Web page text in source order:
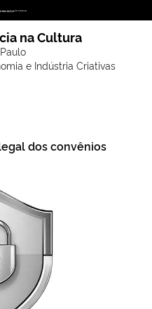
na Cultura
e Indústria Criativas
dos convênios